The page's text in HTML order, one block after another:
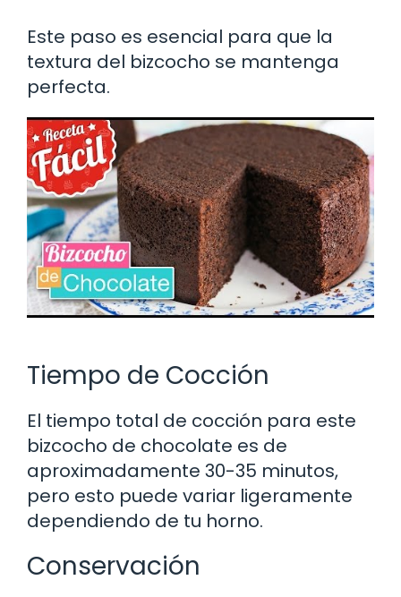
Este paso es esencial para que la
textura del bizcocho se mantenga
perfecta.
Tiempo de Cocción
El tiempo total de cocción para este
bizcocho de chocolate es de
aproximadamente 30-35 minutos,
pero esto puede variar ligeramente
dependiendo de tu horno.
Conservación